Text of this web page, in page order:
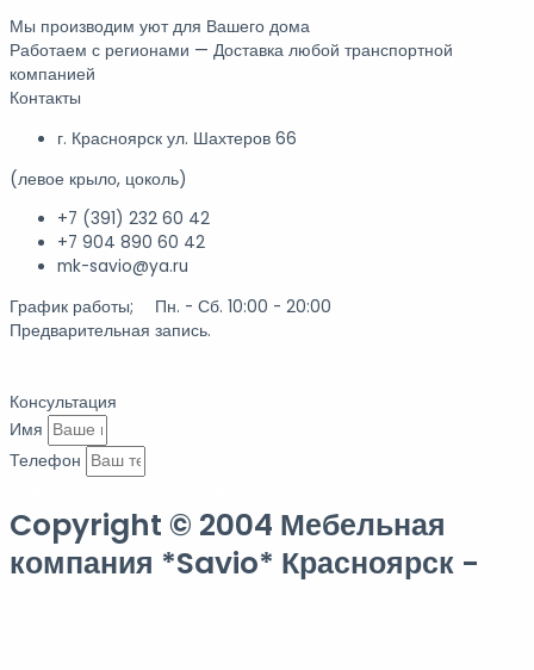
Мы производим уют для Вашего дома
Работаем с регионами — Доставка любой транспортной
компанией
Контакты
г. Красноярск ул. Шахтеров 66
(левое крыло, цоколь)
+7 (391) 232 60 42
+7 904 890 60 42
mk-savio@ya.ru
График работы; Пн. - Сб. 10:00 - 20:00
Предварительная запись.
Консультация
Имя
Телефон
Copyright © 2004 Мебельная
компания *Savio* Красноярск -